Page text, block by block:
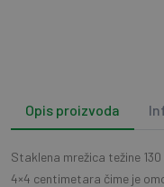
Opis proizvoda
Staklena mrežica težine
4×4 centimetara čime je